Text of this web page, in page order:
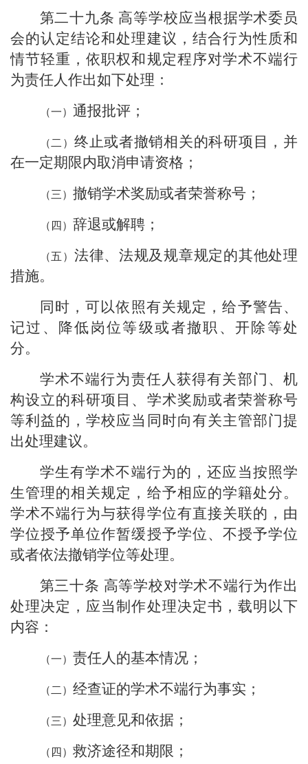
第二十九条 高等学校应当根据学术委员
会的认定结论和处理建议，结合行为性质和
情节轻重，依职权和规定程序对学术不端行
为责任人作出如下处理：
通报批评；
终止或者撤销相关的科研项目，并
在一定期限内取消申请资格；
撤销学术奖励或者荣誉称号；
辞退或解聘；
法律、法规及规章规定的其他处理
措施。
同时，可以依照有关规定，给予警告、
记过、降低岗位等级或者撤职、开除等处
分。
学术不端行为责任人获得有关部门、机
构设立的科研项目、学术奖励或者荣誉称号
等利益的，学校应当同时向有关主管部门提
出处理建议。
学生有学术不端行为的，还应当按照学
生管理的相关规定，给予相应的学籍处分。
学术不端行为与获得学位有直接关联的，由
学位授予单位作暂缓授予学位、不授予学位
或者依法撤销学位等处理。
第三十条 高等学校对学术不端行为作出
处理决定，应当制作处理决定书，载明以下
内容：
责任人的基本情况；
经查证的学术不端行为事实；
处理意见和依据；
救济途径和期限；